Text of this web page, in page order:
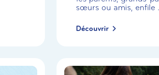
sœurs ou amis, enfile
Découvrir